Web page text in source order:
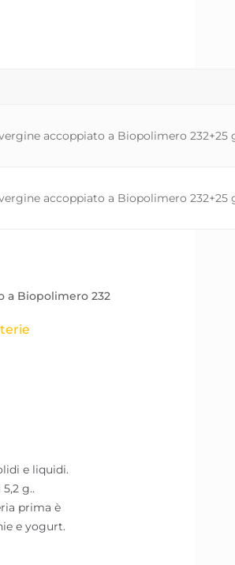
accoppiato a Biopolimero 232+25
accoppiato a Biopolimero 232+25
a Biopolimero 232
e liquidi.
g..
prima è
e yogurt.